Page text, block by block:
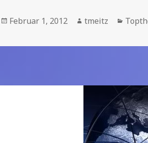
Veröffentlicht
Februar 1, 2012 Autor
tmeitz